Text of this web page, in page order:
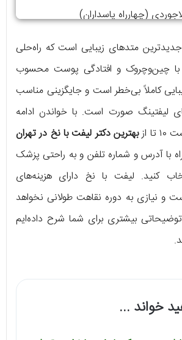
(چهارراه پاسداران)
پور (خیابان شریعتی)
متدهای زیبایی است که راه‌حلی
با چین‌وچروک و افتادگی پوست محسوب
کاملاً بی‌خطر است و جایگزینی مناسب
لیفتینگ صورت است. با خواندن ادامه
از
بهترین دکتر لیفت با نخ در تهران
با آدرس و شماره‌ تلفن و به‌ راحتی پزشک
کنید. لیفت با نخ دارای هزینه‌های
و نیازی به دوره نقاهت طولانی نخواهد
بیشتری برای شما شرح داده‌ایم
خواند ...